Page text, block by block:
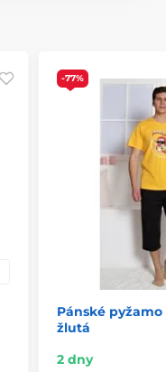
-77%
Pánské
žlutá
2 dny